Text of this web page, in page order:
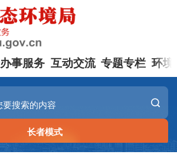
办事服务 互动交流 专题专栏 环境
长者模式